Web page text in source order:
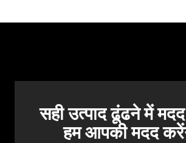
सही उत्पाद ढूंढने में मदद
हम आपकी मदद